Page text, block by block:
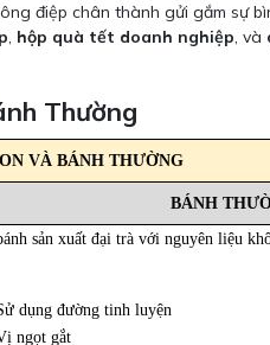
điệp chân thành gửi gắm sự
, hộp quà tết doanh nghiệp, và
Thường
VÀ BÁNH THƯỜNG
BÁNH
sản xuất đại trà với nguyên liệu
dụng đường tinh luyện
ngọt gắt